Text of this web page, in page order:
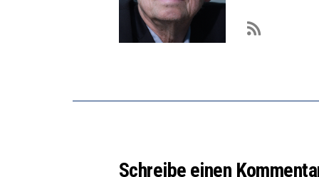
Schreibe einen